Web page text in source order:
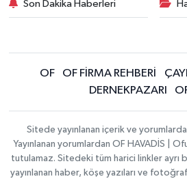
Son Dakika Haberleri
OF OF FİRMA REHBERİ
DERNEKPAZARI
Sitede yayınlanan içerik ve
Yayınlanan yorumlardan OF HAVADİS |
tutulamaz. Sitedeki tüm harici linkler ayrı
yayınlanan haber, köşe yazıları ve